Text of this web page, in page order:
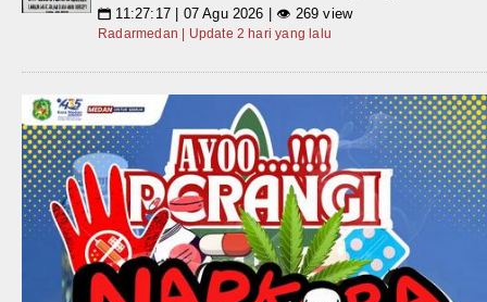
📅 11:27:17 | 07 Agu 2026 | 👁 269 view
Radarmedan | Update 2 hari yang lalu